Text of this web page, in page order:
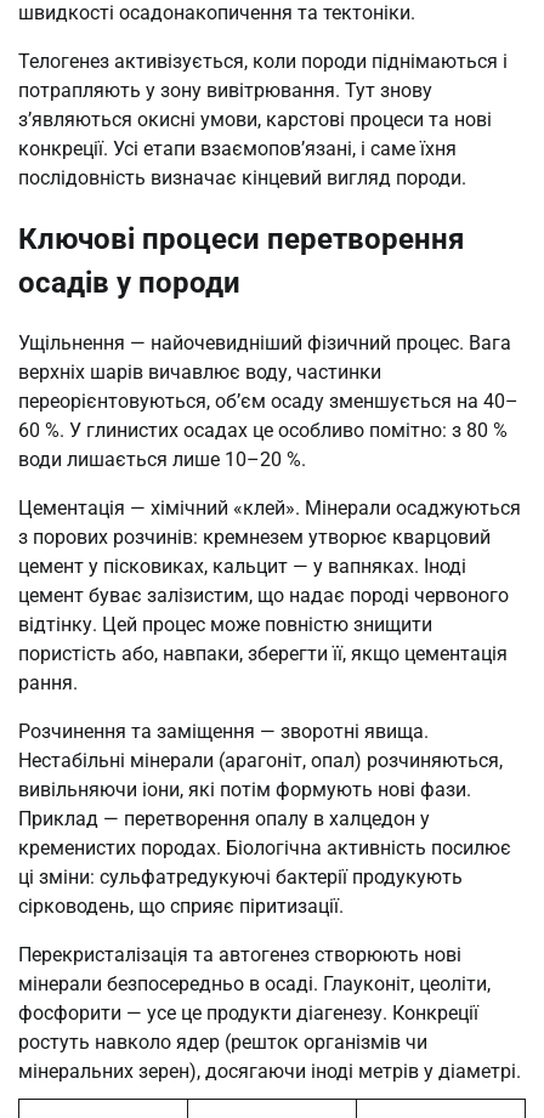
швидкості осадонакопичення та тектоніки.
Телогенез активізується, коли породи піднімаються і
потрапляють у зону вивітрювання. Тут знову
з’являються окисні умови, карстові процеси та нові
конкреції. Усі етапи взаємопов’язані, і саме їхня
послідовність визначає кінцевий вигляд породи.
Ключові процеси перетворення
осадів у породи
Ущільнення — найочевидніший фізичний процес. Вага
верхніх шарів вичавлює воду, частинки
переорієнтовуються, об’єм осаду зменшується на 40–
60 %. У глинистих осадах це особливо помітно: з 80 %
води лишається лише 10–20 %.
Цементація — хімічний «клей». Мінерали осаджуються
з порових розчинів: кремнезем утворює кварцовий
цемент у пісковиках, кальцит — у вапняках. Іноді
цемент буває залізистим, що надає породі червоного
відтінку. Цей процес може повністю знищити
пористість або, навпаки, зберегти її, якщо цементація
рання.
Розчинення та заміщення — зворотні явища.
Нестабільні мінерали (арагоніт, опал) розчиняються,
вивільняючи іони, які потім формують нові фази.
Приклад — перетворення опалу в халцедон у
кременистих породах. Біологічна активність посилює
ці зміни: сульфатредукуючі бактерії продукують
сірководень, що сприяє піритизації.
Перекристалізація та автогенез створюють нові
мінерали безпосередньо в осаді. Глауконіт, цеоліти,
фосфорити — усе це продукти діагенезу. Конкреції
ростуть навколо ядер (решток організмів чи
мінеральних зерен), досягаючи іноді метрів у діаметрі.